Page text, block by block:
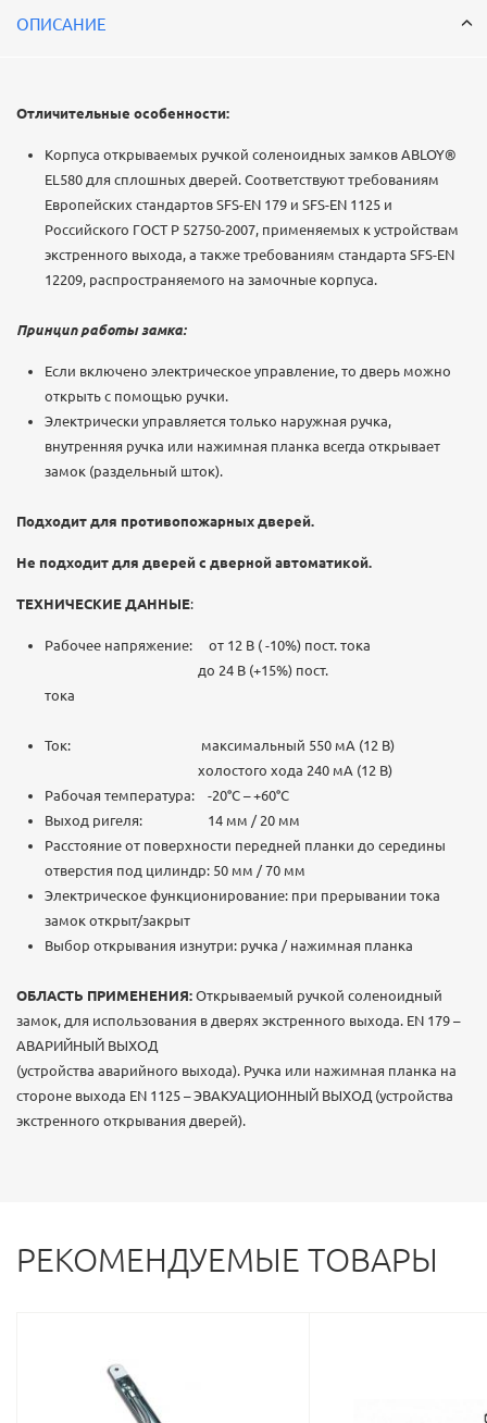
ОПИСАНИЕ
Отличительные особенности:
Корпуса открываемых ручкой соленоидных замков ABLOY®
EL580 для сплошных дверей. Соответствуют требованиям
Европейских стандартов SFS-EN 179 и SFS-EN 1125 и
Российского ГОСТ Р 52750-2007, применяемых к устройствам
экстренного выхода, а также требованиям стандарта SFS-EN
12209, распространяемого на замочные корпуса.
Принцип работы замка:
Если включено электрическое управление, то дверь можно
открыть с помощью ручки.
Электрически управляется только наружная ручка,
внутренняя ручка или нажимная планка всегда открывает
замок (раздельный шток).
Подходит для противопожарных дверей.
Не подходит для дверей с дверной автоматикой.
ТЕХНИЧЕСКИЕ ДАННЫЕ:
Рабочее напряжение: от 12 В ( -10%) пост. тока
до 24 В (+15%) пост.
тока
Ток: максимальный 550 мА (12 В)
холостого хода 240 мА (12 В)
Рабочая температура: -20°С – +60°С
Выход ригеля: 14 мм / 20 мм
Расстояние от поверхности передней планки до середины
отверстия под цилиндр: 50 мм / 70 мм
Электрическое функционирование: при прерывании тока
замок открыт/закрыт
Выбор открывания изнутри: ручка / нажимная планка
ОБЛАСТЬ ПРИМЕНЕНИЯ: Открываемый ручкой соленоидный
замок, для использования в дверях экстренного выхода. EN 179 –
АВАРИЙНЫЙ ВЫХОД
(устройства аварийного выхода). Ручка или нажимная планка на
стороне выхода EN 1125 – ЭВАКУАЦИОННЫЙ ВЫХОД (устройства
экстренного открывания дверей).
РЕКОМЕНДУЕМЫЕ ТОВАРЫ